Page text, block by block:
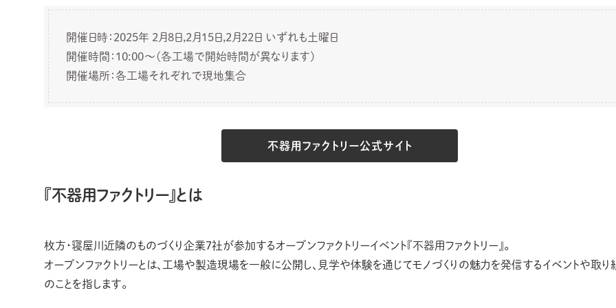
開催日時：2025年 2月8日,2月15日,2月22日 いずれも土曜日
開催時間：10:00〜(各工場で開始時間が異なります)
開催場所：各工場それぞれで現地集合
不器用ファクトリー公式サイト
『不器用ファクトリー』とは
枚方・寝屋川近隣のものづくり企業7社が参加するオープンファクトリーイベント『不器用ファクトリー』。
オープンファクトリーとは、工場や製造現場を一般に公開し、見学や体験を通じてモノづくりの魅力を発信するイベントや取り
のことを指します。